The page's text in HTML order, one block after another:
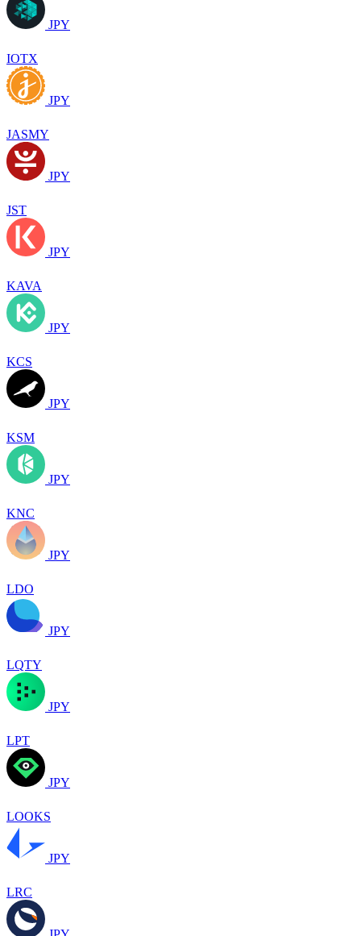
JPY
IOTX
JPY
JASMY
JPY
JST
JPY
KAVA
JPY
KCS
JPY
KSM
JPY
KNC
JPY
LDO
JPY
LQTY
JPY
LPT
JPY
LOOKS
JPY
LRC